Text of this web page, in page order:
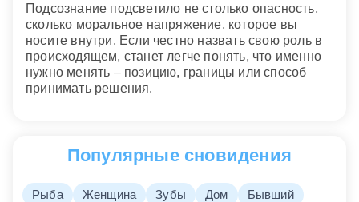
Подсознание подсветило не столько опасность,
сколько моральное напряжение, которое вы
носите внутри. Если честно назвать свою роль в
происходящем, станет легче понять, что именно
нужно менять – позицию, границы или способ
принимать решения.
Популярные сновидения
Рыба Женщина Зубы Дом
Бывший